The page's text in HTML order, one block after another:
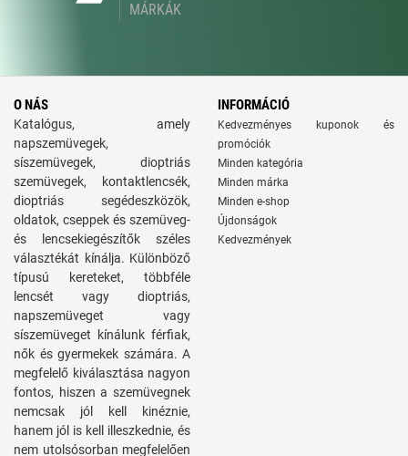
MÁRKÁK
O NÁS
Katalógus, amely
napszemüvegek,
síszemüvegek, dioptriás
szemüvegek, kontaktlencsék,
dioptriás segédeszközök,
oldatok, cseppek és szemüveg-
és lencsekiegészítők széles
választékát kínálja. Különböző
típusú kereteket, többféle
lencsét vagy dioptriás,
napszemüveget vagy
síszemüveget kínálunk férfiak,
nők és gyermekek számára. A
megfelelő kiválasztása nagyon
fontos, hiszen a szemüvegnek
nemcsak jól kell kinéznie,
hanem jól is kell illeszkednie, és
nem utolsósorban megfelelően
INFORMÁCIÓ
Kedvezményes kuponok és
promóciók
Minden kategória
Minden márka
Minden e-shop
Újdonságok
Kedvezmények